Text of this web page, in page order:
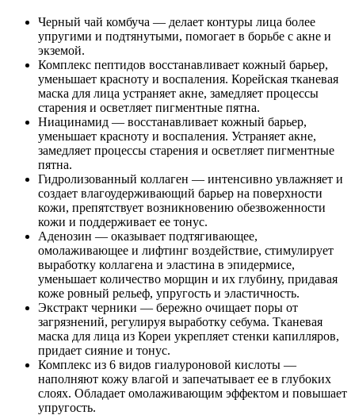
Черный чай комбуча — делает контуры лица более
упругими и подтянутыми, помогает в борьбе с акне и
экземой.
Комплекс пептидов восстанавливает кожный барьер,
уменьшает красноту и воспаления. Корейская тканевая
маска для лица устраняет акне, замедляет процессы
старения и осветляет пигментные пятна.
Ниацинамид — восстанавливает кожный барьер,
уменьшает красноту и воспаления. Устраняет акне,
замедляет процессы старения и осветляет пигментные
пятна.
Гидролизованный коллаген — интенсивно увлажняет и
создает влагоудерживающий барьер на поверхности
кожи, препятствует возникновению обезвоженности
кожи и поддерживает ее тонус.
Аденозин — оказывает подтягивающее,
омолаживающее и лифтинг воздействие, стимулирует
выработку коллагена и эластина в эпидермисе,
уменьшает количество морщин и их глубину, придавая
коже ровный рельеф, упругость и эластичность.
Экстракт черники — бережно очищает поры от
загрязнений, регулируя выработку себума. Тканевая
маска для лица из Кореи укрепляет стенки капилляров,
придает сияние и тонус.
Комплекс из 6 видов гиалуроновой кислоты —
наполняют кожу влагой и запечатывает ее в глубоких
слоях. Обладает омолаживающим эффектом и повышает
упругость.